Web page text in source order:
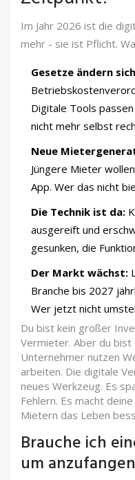
Im Jahr 2026 ist die
mehr - sie ist Pflicht.
Gesetze ändern
Digitale Tools
nicht mehr selbst
Neue
Jüngere Mieter
App. Wer das nicht
Die Technik ist da:
ausgereift und
gesunken, die
Der Markt wächst:
Branche bis 2027
Wer jetzt nicht
Du bist kein großer
Vermieter. Aber du bist
Unternehmer nutzen
arbeiten. Die digitale
neues Werkzeug. Es
Fehlern. Es macht
Mietern das Leben
Brauche ich
um